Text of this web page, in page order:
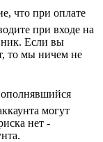
что при оплате
при входе на
ник. Если вы
то мы ничем не
могут
нет -